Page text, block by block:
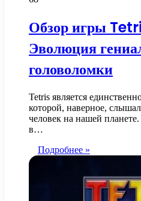
Обзор игры
Эволюция
головоломки
Tetris является
которой, наверное,
человек на нашей
в…
Подробнее »